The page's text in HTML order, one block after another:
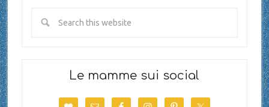
Le mamme sui social